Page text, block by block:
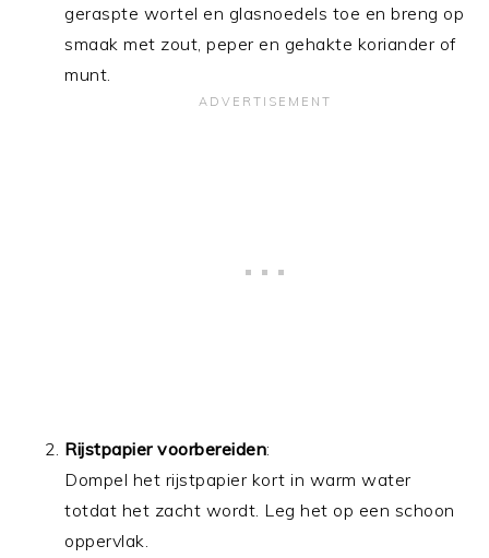
geraspte wortel en glasnoedels toe en breng op
smaak met zout, peper en gehakte koriander of
munt.
Rijstpapier voorbereiden:
Dompel het rijstpapier kort in warm water
totdat het zacht wordt. Leg het op een schoon
oppervlak.